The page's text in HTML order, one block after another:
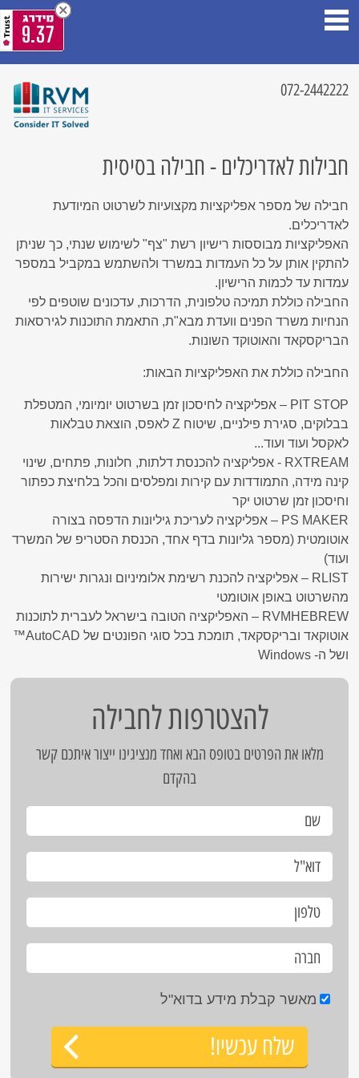
072-2442222
חבילות לאדריכלים - חבילה בסיסית
חבילה של מספר אפליקציות מקצועיות לשרטוט המיודעת
לאדריכלים.
האפליקציות מבוססות רישיון רשת "צף" לשימוש שנתי, כך שניתן
להתקין אותן על כל העמדות במשרד ולהשתמש במקביל במספר
עמדות עד לכמות הרישיון.
החבילה כוללת תמיכה טלפונית, הדרכות, עדכונים שוטפים לפי
הנחיות משרד הפנים וועדת מבא"ת, התאמת התוכנות לגירסאות
הבריקסקאד והאוטוקד השונות.
החבילה כוללת את האפליקציות הבאות:
PIT STOP – אפליקציה לחיסכון זמן בשרטוט יומיומי, המטפלת
בבלוקים, סגירת פילניים, שיטוח Z לאפס, הוצאת טבלאות
לאקסל ועוד ועוד...
RXTREAM - אפליקציה להכנסת דלתות, חלונות, פתחים, שינוי
קינה מידה, התמודדות עם קירות ומפלסים והכל בלחיצת כפתור
וחיסכון זמן שרטוט יקר
PS MAKER – אפליקציה לעריכת גיליונות הדפסה בצורה
אוטומטית (מספר גליונות בדף אחד, הכנסת הסטריפ של המשרד
ועוד)
RLIST – אפליקציה להכנת רשימת אלומיניום ונגרות ישירות
מהשרטוט באופן אוטומטי
RVMHEBREW – האפליקציה הטובה בישראל לעברית לתוכנות
אוטוקאד ובריקסקאד, תומכת בכל סוגי הפונטים של AutoCAD™
ושל ה- Windows
להצטרפות לחבילה
מלאו את הפרטים בטופס הבא ואחד מנציגינו ייצור איתכם קשר
בהקדם
מאשר קבלת מידע בדוא"ל
שלח עכשיו!
9.37